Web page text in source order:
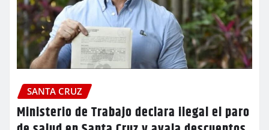
SANTA CRUZ
Ministerio de Trabajo declara ilegal el paro